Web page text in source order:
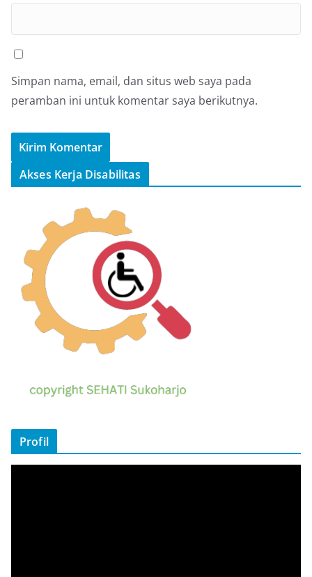
Simpan nama, email, dan situs web saya pada
peramban ini untuk komentar saya berikutnya.
Akses Kerja Disabilitas
Profil